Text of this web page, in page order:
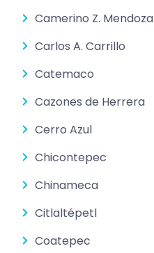
Camerino Z. Mendoza
Carlos A. Carrillo
Catemaco
Cazones de Herrera
Cerro Azul
Chicontepec
Chinameca
Citlaltépetl
Coatepec